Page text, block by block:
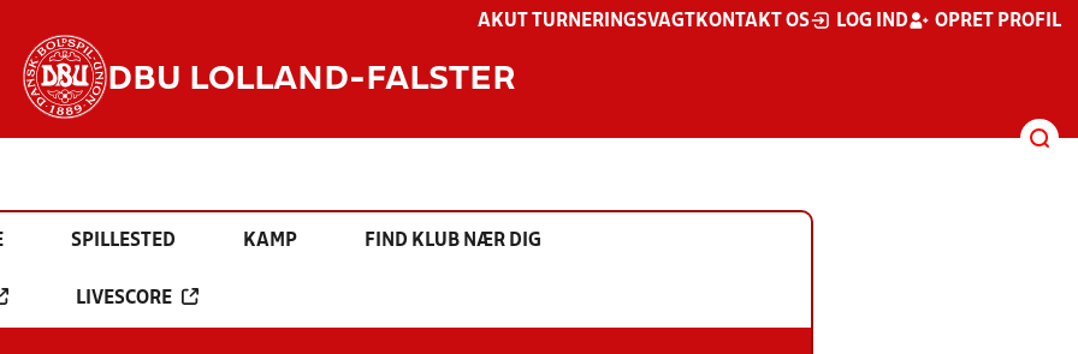
AKUT TURNERINGSVAGT KONTAKT OS LOG IND OPRET PROFIL
DBU LOLLAND-FALSTER
SPILLESTED KAMP FIND KLUB NÆR DIG
LIVESCORE